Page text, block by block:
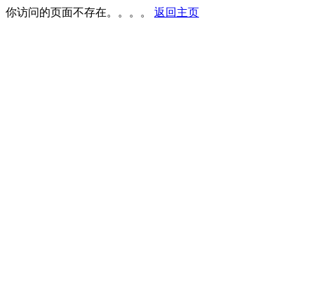
你访问的页面不存在。。。。 返回主页